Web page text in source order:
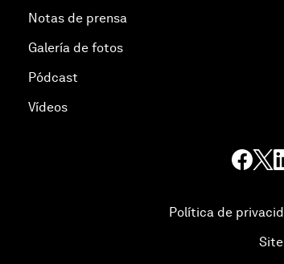
Notas de prensa
Galería de fotos
Pódcast
Vídeos
Política de